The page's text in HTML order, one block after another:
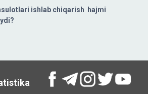
ishlab chiqarish hajmi